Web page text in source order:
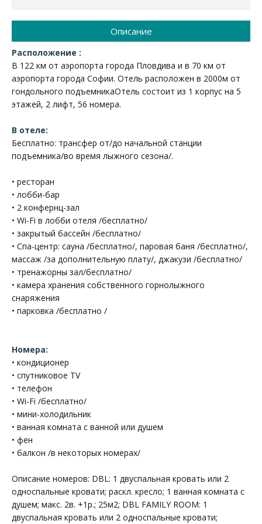
Описание
Расположение :
В 122 км от аэропорта города Пловдивa и в 70 км от
аэропорта города Софии. Отель расположен в 2000м от
гондольного подъемникаОтель состоит из 1 корпус на 5
этажей, 2 лифт, 56 номера.
В отеле:
Бесплатно: трансфер от/до начальной станции
подъемника/во время лыжного сезона/.
• ресторан
• лобби-бар
• 2 конфернц-зал
• Wi-Fi в лобби отеля /бесплатно/
• закрытый бассейн /бесплатно/
• Спа-центр: сауна /бесплатно/, паровая баня /бесплатно/,
массаж /за дополнительную плату/, джакузи /бесплатно/
• тренажорны зал/бесплатно/
• камера хранения собственного горнолыжного
снаряжения
• парковка /бесплатно /
Номера:
• кондиционер
• спутниковое TV
• телефон
• Wi-Fi /бесплатно/
• мини-холодильник
• ванная комната с ванной или душем
• фен
• балкон /в некоторых номерах/
Описание номеров: DBL: 1 двуспальная кровать или 2
односпальные кровати; раскл. кресло; 1 ванная комната с
душем; макс. 2в. +1р.; 25м2; DBL FAMILY ROOM: 1
двуспальная кровать или 2 односпальные кровати;